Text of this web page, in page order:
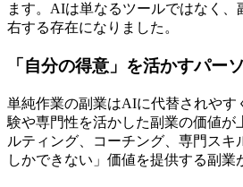
ます。AIは単なるツールではなく、
右する存在になりました。
「自分の得意」を活かすパー
単純作業の副業はAIに代替されやす
験や専門性を活かした副業の価値が
ルティング、コーチング、専門スキ
しかできない」価値を提供する副業